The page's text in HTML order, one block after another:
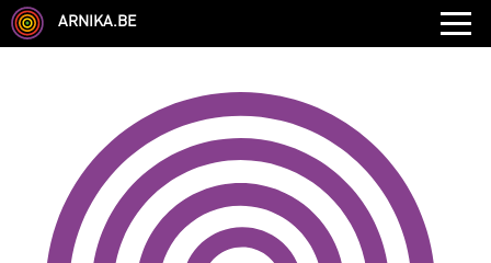
ARNIKA.BE
AUTRE COMPÉTENCE TYPE
LANGUES PARLÉES ÉCOLE